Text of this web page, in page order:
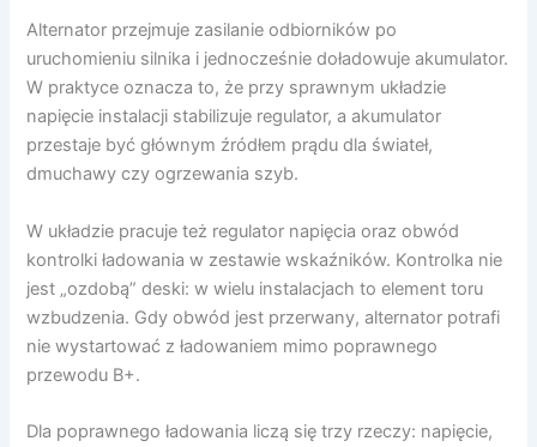
Alternator przejmuje zasilanie odbiorników po
uruchomieniu silnika i jednocześnie doładowuje akumulator.
W praktyce oznacza to, że przy sprawnym układzie
napięcie instalacji stabilizuje regulator, a akumulator
przestaje być głównym źródłem prądu dla świateł,
dmuchawy czy ogrzewania szyb.
W układzie pracuje też regulator napięcia oraz obwód
kontrolki ładowania w zestawie wskaźników. Kontrolka nie
jest „ozdobą” deski: w wielu instalacjach to element toru
wzbudzenia. Gdy obwód jest przerwany, alternator potrafi
nie wystartować z ładowaniem mimo poprawnego
przewodu B+.
Dla poprawnego ładowania liczą się trzy rzeczy: napięcie,